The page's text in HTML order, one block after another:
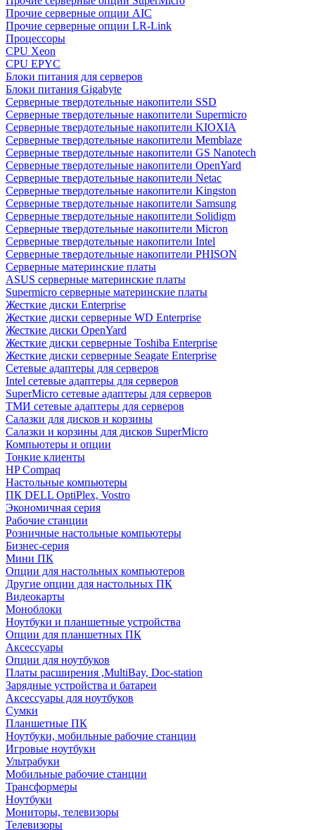
Прочие серверные опции AIC
Прочие серверные опции LR-Link
Процессоры
CPU Xeon
CPU EPYC
Блоки питания для серверов
Блоки питания Gigabyte
Серверные твердотельные накопители SSD
Cерверные твердотельные накопители Supermicro
Cерверные твердотельные накопители KIOXIA
Cерверные твердотельные накопители Memblaze
Cерверные твердотельные накопители GS Nanotech
Серверные твердотельные накопители OpenYard
Серверные твердотельные накопители Netac
Cерверные твердотельные накопители Kingston
Cерверные твердотельные накопители Samsung
Cерверные твердотельные накопители Solidigm
Cерверные твердотельные накопители Micron
Cерверные твердотельные накопители Intel
Cерверные твердотельные накопители PHISON
Серверные материнские платы
ASUS серверные материнские платы
Supermicro серверные материнские платы
Жесткие диски Enterprise
Жесткие диски серверные WD Enterprise
Жесткие диски OpenYard
Жесткие диски серверные Toshiba Enterprise
Жесткие диски серверные Seagate Enterprise
Сетевые адаптеры для серверов
Intel сетевые адаптеры для серверов
SuperMicro сетевые адаптеры для серверов
ТМИ сетевые адаптеры для серверов
Салазки для дисков и корзины
Салазки и корзины для дисков SuperMicro
Компьютеры и опции
Тонкие клиенты
HP Compaq
Настольные компьютеры
ПК DELL OptiPlex, Vostro
Экономичная серия
Рабочие станции
Розничные настольные компьютеры
Бизнес-серия
Мини ПК
Опции для настольных компьютеров
Другие опции для настольных ПК
Видеокарты
Моноблоки
Ноутбуки и планшетные устройства
Опции для планшетных ПК
Аксессуары
Опции для ноутбуков
Платы расширения ,MultiBay, Doc-station
Зарядные устройства и батареи
Аксессуары для ноутбуков
Сумки
Планшетные ПК
Ноутбуки, мобильные рабочие станции
Игровые ноутбуки
Ультрабуки
Мобильные рабочие станции
Трансформеры
Ноутбуки
Мониторы, телевизоры
Телевизоры